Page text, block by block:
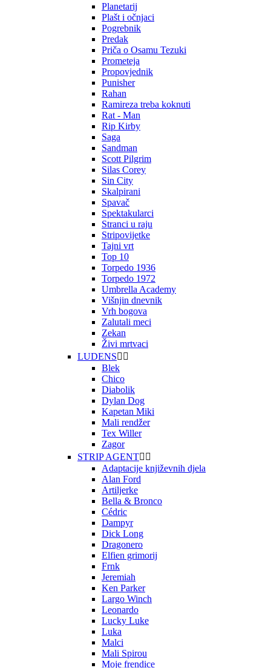
Planetarij
Plašt i očnjaci
Pogrebnik
Predak
Priča o Osamu Tezuki
Prometeja
Propovjednik
Punisher
Rahan
Ramireza treba koknuti
Rat - Man
Rip Kirby
Saga
Sandman
Scott Pilgrim
Silas Corey
Sin City
Skalpirani
Spavač
Spektakularci
Stranci u raju
Stripovijetke
Tajni vrt
Top 10
Torpedo 1936
Torpedo 1972
Umbrella Academy
Višnjin dnevnik
Vrh bogova
Zalutali meci
Zekan
Živi mrtvaci
LUDENS 
Blek
Chico
Diabolik
Dylan Dog
Kapetan Miki
Mali rendžer
Tex Willer
Zagor
STRIP AGENT 
Adaptacije književnih djela
Alan Ford
Artiljerke
Bella & Bronco
Cédric
Dampyr
Dick Long
Dragonero
Elfien grimorij
Frnk
Jeremiah
Ken Parker
Largo Winch
Leonardo
Lucky Luke
Luka
Malci
Mali Spirou
Moje frendice